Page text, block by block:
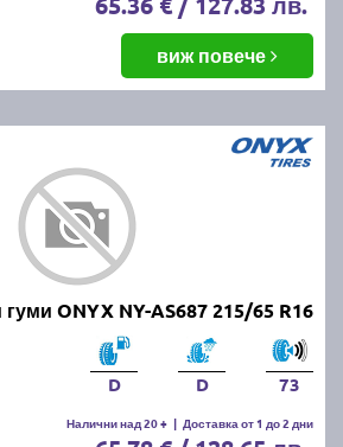
виж повече
ONYX NY-AS687 215/65 R16
D D 73
Налични над 20 + | Доставка от 1 до 2 дни